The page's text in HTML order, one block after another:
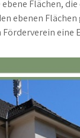
Flächen,
ebenen
eine